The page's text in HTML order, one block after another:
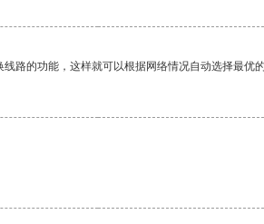
的功能，这样就可以根据网络情况自动选择最优